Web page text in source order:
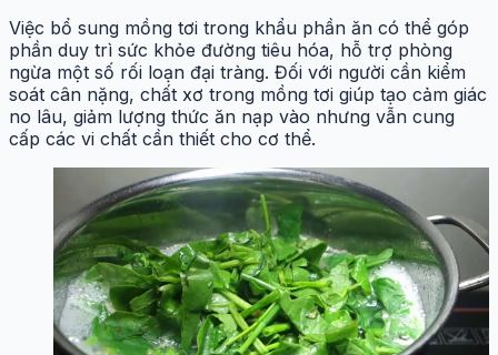
Việc bổ sung mồng tơi trong khẩu phần ăn có thể góp
phần duy trì sức khỏe đường tiêu hóa, hỗ trợ phòng
ngừa một số rối loạn đại tràng. Đối với người cần kiểm
soát cân nặng, chất xơ trong mồng tơi giúp tạo cảm giác
no lâu, giảm lượng thức ăn nạp vào nhưng vẫn cung
cấp các vi chất cần thiết cho cơ thể.